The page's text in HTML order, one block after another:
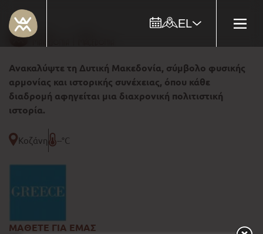
EL
Ανακαλύψτε τη Δυτική Μακεδονία, σύμβολο φυσικής
αρμονίας και ιστορικής συνέχειας, όπου κάθε
διαδρομή αφηγείται μια διαχρονική πολιτιστική
ιστορία.
Κοζάνη --°C
ΜΑΘΕΤΕ ΓΙΑ ΕΜΑΣ